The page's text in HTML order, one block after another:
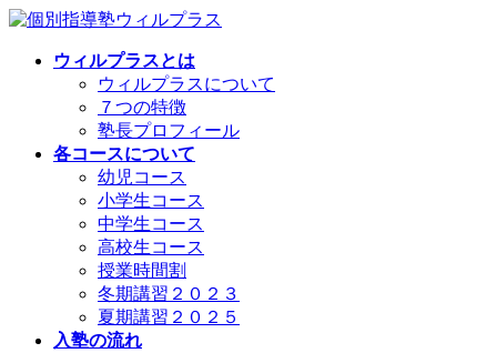
コ
ナ
ウィルプラスとは
ウィルプラスについて
７つの特徴
塾長プロフィール
各コースについて
幼児コース
小学生コース
中学生コース
高校生コース
授業時間割
冬期講習２０２３
夏期講習２０２５
入塾の流れ